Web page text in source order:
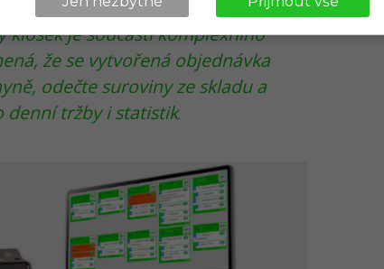
kiosek je součástí komplexního
že se vytvořená objednávka
odečte suroviny ze skladu a
tržby i statistik.